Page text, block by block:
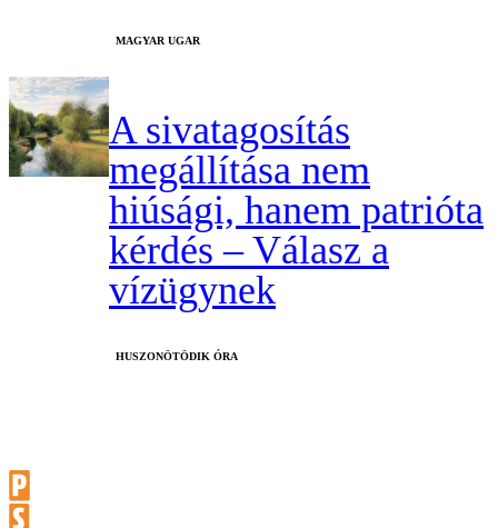
MAGYAR UGAR
A sivatagosítás
megállítása nem
hiúsági, hanem patrióta
kérdés – Válasz a
vízügynek
HUSZONÖTÖDIK ÓRA